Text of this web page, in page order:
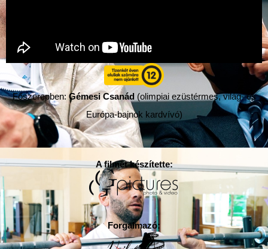
Főszerepben:Gémesi Csanád (olimpiai ezüstérmes, világ- és
Európa-bajnok kardvívó)
A filmet készítette:
Forgalmazó: